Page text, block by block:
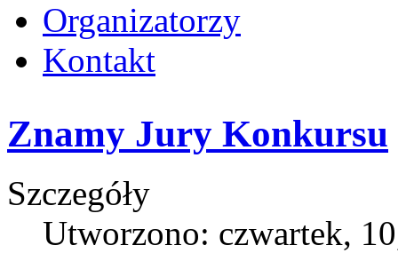
Organizatorzy
Kontakt
Znamy Jury Konkursu
Szczegóły
Utworzono: czwartek,